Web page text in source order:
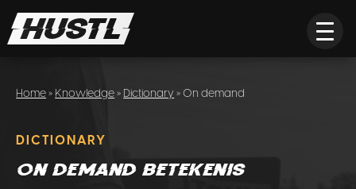
Home» Knowledge» Dictionary » On demand
DICTIONARY
On demand betekenis